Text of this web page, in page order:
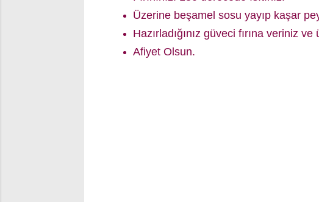
Üzerine beşamel sosu yayıp kaşar
Hazırladığınız güveci fırına veriniz
Afiyet Olsun.